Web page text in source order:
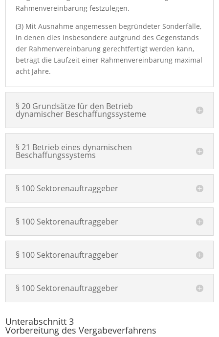
Rahmenvereinbarung festzulegen.
(3) Mit Ausnahme angemessen begründeter Sonderfälle,
in denen dies insbesondere aufgrund des Gegenstands
der Rahmenvereinbarung gerechtfertigt werden kann,
beträgt die Laufzeit einer Rahmenvereinbarung maximal
acht Jahre.
§ 20 Grundsätze für den Betrieb
dynamischer Beschaffungssysteme
§ 21 Betrieb eines dynamischen
Beschaffungssystems
§ 100 Sektorenauftraggeber
§ 100 Sektorenauftraggeber
§ 100 Sektorenauftraggeber
§ 100 Sektorenauftraggeber
Unterabschnitt 3
Vorbereitung des Vergabeverfahrens